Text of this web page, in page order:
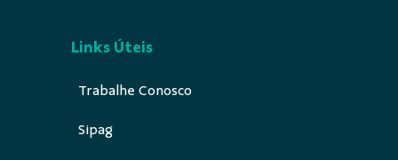
Links Úteis
Trabalhe Conosco
Sipag